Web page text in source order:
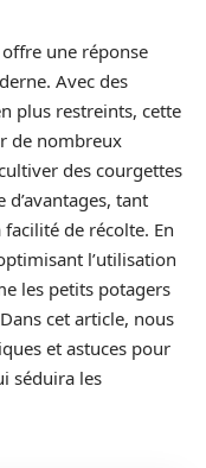
une réponse
Avec des
plus restreints, cette
de nombreux
des courgettes
tant
de récolte. En
l’utilisation
les petits potagers
cet article, nous
et astuces pour
séduira les